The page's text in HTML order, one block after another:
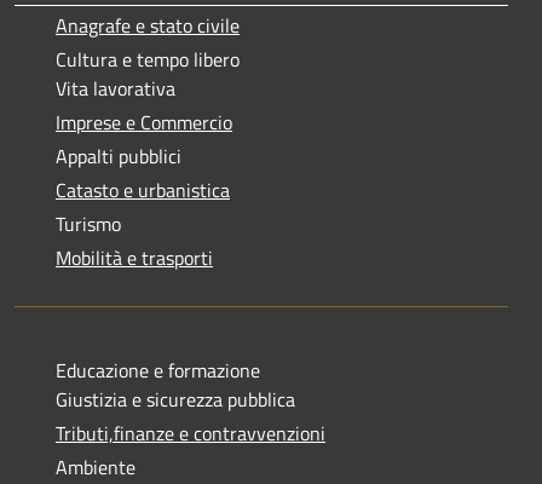
Anagrafe e stato civile
Cultura e tempo libero
Vita lavorativa
Imprese e Commercio
Appalti pubblici
Catasto e urbanistica
Turismo
Mobilità e trasporti
Educazione e formazione
Giustizia e sicurezza pubblica
Tributi,finanze e contravvenzioni
Ambiente